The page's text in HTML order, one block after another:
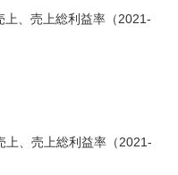
、売上総利益率（2021-
上、売上総利益率（2021-